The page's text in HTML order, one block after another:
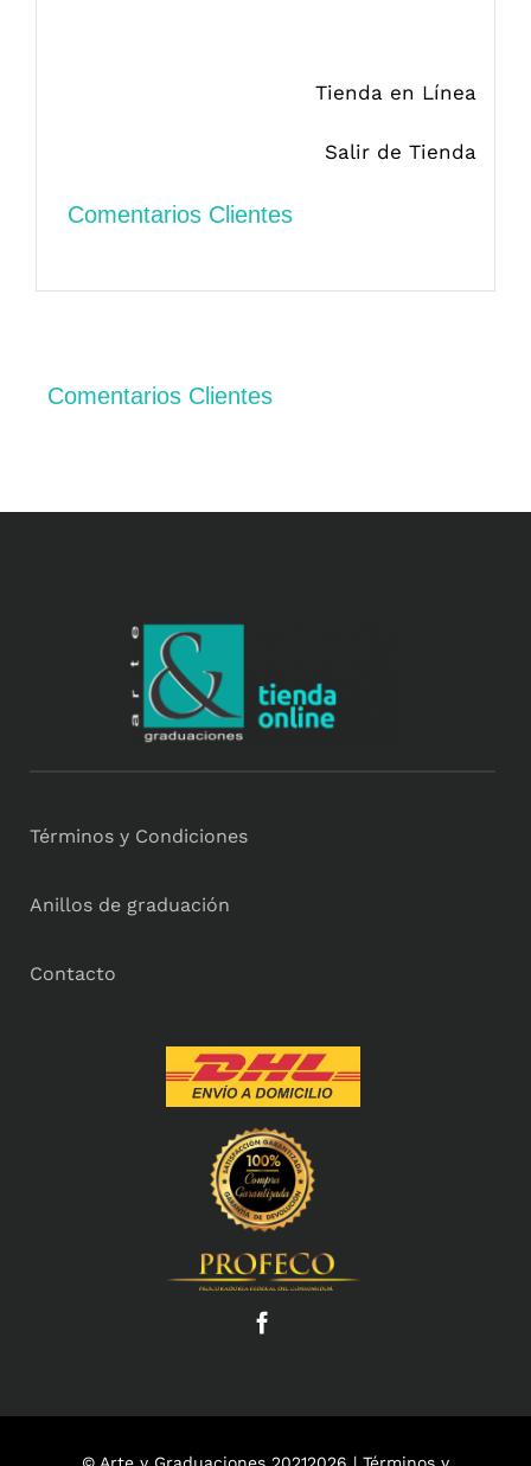
Tienda en Línea
Salir de Tienda
Comentarios Clientes
Comentarios Clientes
Términos y Condiciones
Anillos de graduación
Contacto
© Arte y Graduaciones 20212026 | Términos y